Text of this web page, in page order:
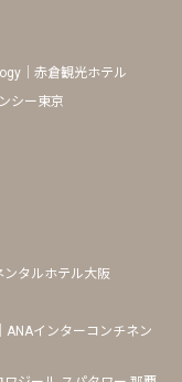
｜赤倉観光ホテル
シー東京
ンタルホテル大阪
ANAインターコンチネン